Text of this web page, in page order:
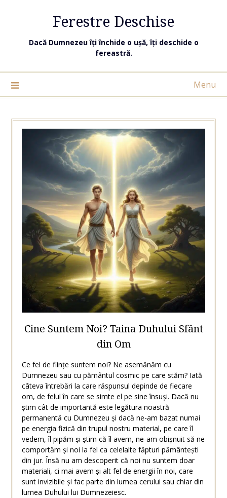
Ferestre Deschise
Dacă Dumnezeu îți închide o ușă, îți deschide o
fereastră.
Menu
Cine Suntem Noi? Taina Duhului Sfânt
din Om
Ce fel de ființe suntem noi? Ne asemănăm cu
Dumnezeu sau cu pământul cosmic pe care stăm? Iată
câteva întrebări la care răspunsul depinde de fiecare
om, de felul în care se simte el pe sine însuși. Dacă nu
știm cât de importantă este legătura noastră
permanentă cu Dumnezeu și dacă ne-am bazat numai
pe energia fizică din trupul nostru material, pe care îl
vedem, îl pipăm și știm că îl avem, ne-am obișnuit să ne
comportăm și noi la fel ca celelalte făpturi pământești
din jur. Însă nu am descoperit că noi nu suntem doar
materiali, ci mai avem și alt fel de energii în noi, care
sunt invizibile și fac parte din lumea cerului sau chiar din
lumea Duhului lui Dumnezeiesc.